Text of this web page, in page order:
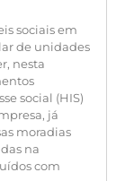
sociais em
de unidades
nesta
social (HIS)
já
moradias
na
com